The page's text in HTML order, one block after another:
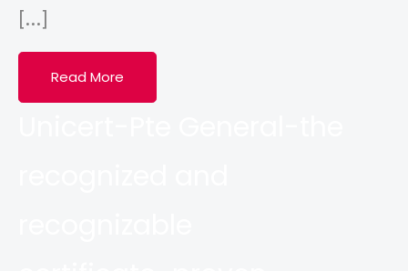
[…]
Read More